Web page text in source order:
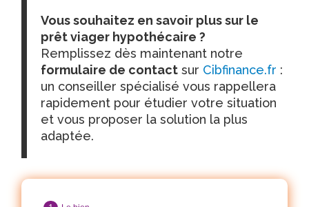
Vous souhaitez en savoir plus sur le
prêt viager hypothécaire ?
Remplissez dès maintenant notre
formulaire de contact sur Cibfinance.fr :
un conseiller spécialisé vous rappellera
rapidement pour étudier votre situation
et vous proposer la solution la plus
adaptée.